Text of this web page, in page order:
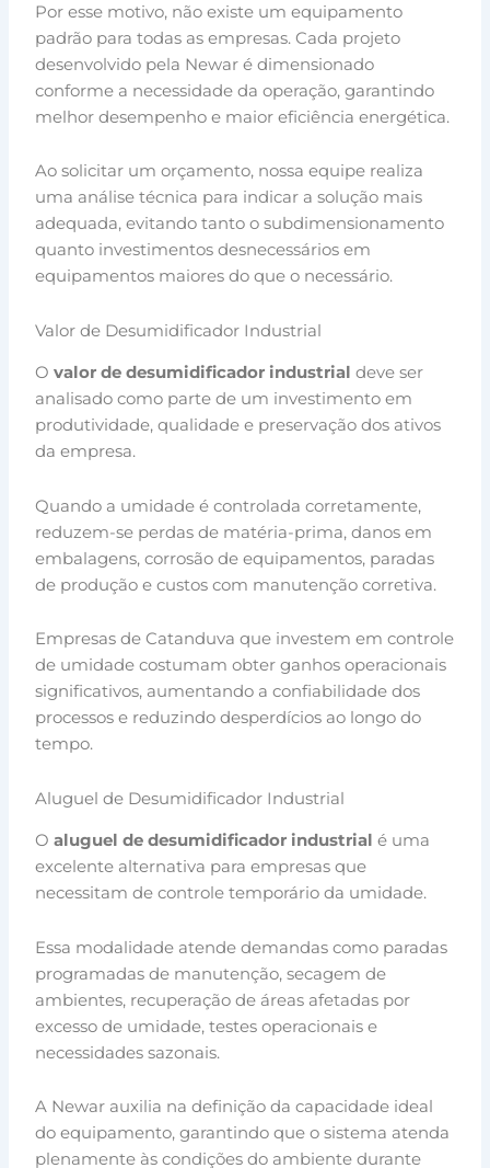
Por esse motivo, não existe um equipamento
padrão para todas as empresas. Cada projeto
desenvolvido pela Newar é dimensionado
conforme a necessidade da operação, garantindo
melhor desempenho e maior eficiência energética.
Ao solicitar um orçamento, nossa equipe realiza
uma análise técnica para indicar a solução mais
adequada, evitando tanto o subdimensionamento
quanto investimentos desnecessários em
equipamentos maiores do que o necessário.
Valor de Desumidificador Industrial
Ovalor de desumidificador industrial deve ser
analisado como parte de um investimento em
produtividade, qualidade e preservação dos ativos
da empresa.
Quando a umidade é controlada corretamente,
reduzem-se perdas de matéria-prima, danos em
embalagens, corrosão de equipamentos, paradas
de produção e custos com manutenção corretiva.
Empresas de Catanduva que investem em controle
de umidade costumam obter ganhos operacionais
significativos, aumentando a confiabilidade dos
processos e reduzindo desperdícios ao longo do
tempo.
Aluguel de Desumidificador Industrial
Oaluguel de desumidificador industrial é uma
excelente alternativa para empresas que
necessitam de controle temporário da umidade.
Essa modalidade atende demandas como paradas
programadas de manutenção, secagem de
ambientes, recuperação de áreas afetadas por
excesso de umidade, testes operacionais e
necessidades sazonais.
A Newar auxilia na definição da capacidade ideal
do equipamento, garantindo que o sistema atenda
plenamente às condições do ambiente durante